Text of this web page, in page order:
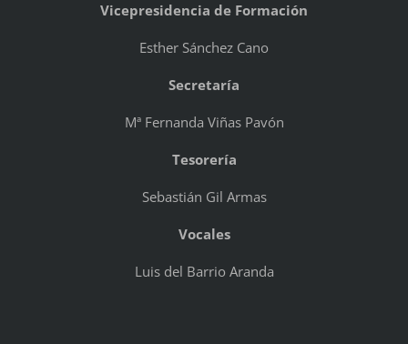
Vicepresidencia de Formación
Esther Sánchez Cano
Secretaría
Mª Fernanda Viñas Pavón
Tesorería
Sebastián Gil Armas
Vocales
Luis del Barrio Aranda